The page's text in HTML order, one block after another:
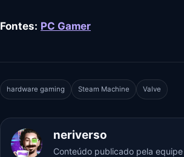
Fontes: PC Gamer
hardware gaming Steam Machine Valve
neriverso
Conteúdo publicado pela